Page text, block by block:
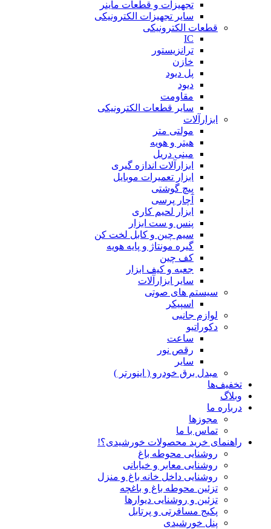
تجهیزات و قطعات ماینر
سایر تجهیزات الکترونیکی
قطعات الکترونیکی
IC
ترانزیستور
خازن
پل دیود
دیود
مقاومت
سایر قطعات الکترونیکی
ابزارآلات
مولتی متر
هیتر و هویه
مینی دریل
ابزارآلات اندازه گیری
ابزار تعمیرات موبایل
پیچ گوشتی
آچار پرسی
ابزار لحیم کاری
پنس و ست ابزار
سیم چین و کابل لخت کن
گیره مونتاژ و پایه هویه
کف چین
جعبه و کیف ابزار
سایر ابزارآلات
سیستم های صوتی
اسپیکر
لوازم جانبی
دکوراتیو
ساعت
رقص نور
سایر
مبدل برق خودرو ( اینورتر )
تخفیف‌ها
وبلاگ
درباره ما
مجوزها
تماس با ما
راهنمای خرید محصولات خورشیدی؟!
روشنایی محوطه باغ
روشنایی معابر و خیابانی
روشنایی داخل خانه باغ و منزل
تزئین محوطه باغ و باغچه
تزئین و روشنایی دیوارها
پکیج مسافرتی و پرتابل
پنل خورشیدی